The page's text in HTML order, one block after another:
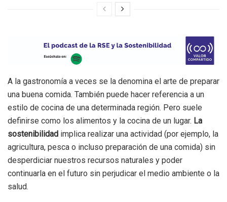
A la gastronomía a veces se la denomina el arte de preparar
una buena comida. También puede hacer referencia a un
estilo de cocina de una determinada región. Pero suele
definirse como los alimentos y la cocina de un lugar. La
sostenibilidad implica realizar una actividad (por ejemplo, la
agricultura, pesca o incluso preparación de una comida) sin
desperdiciar nuestros recursos naturales y poder
continuarla en el futuro sin perjudicar el medio ambiente o la
salud.